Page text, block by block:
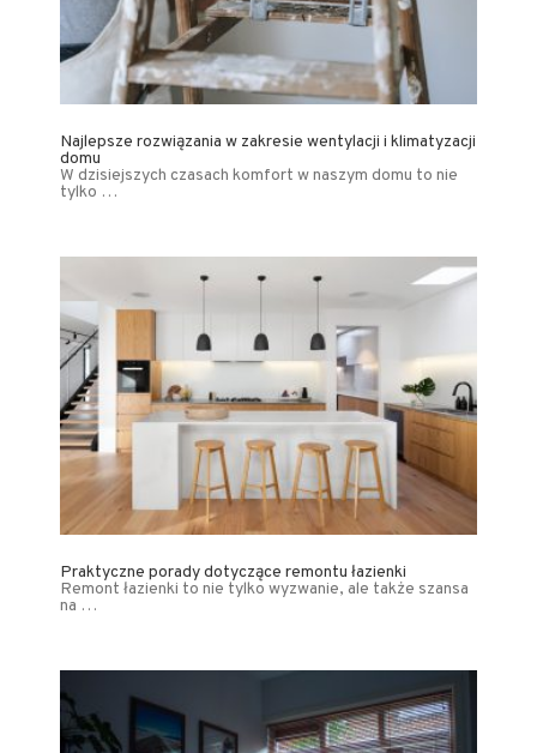
Najlepsze rozwiązania w zakresie wentylacji i klimatyzacji
domu
W dzisiejszych czasach komfort w naszym domu to nie
tylko …
Praktyczne porady dotyczące remontu łazienki
Remont łazienki to nie tylko wyzwanie, ale także szansa
na …